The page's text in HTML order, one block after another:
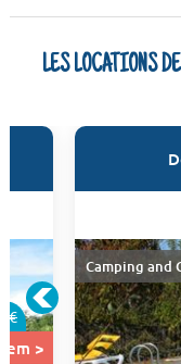
LES LOCATIONS
>
Camping and